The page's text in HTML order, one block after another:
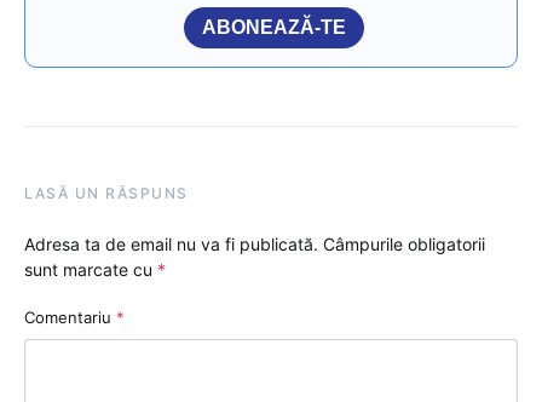
ABONEAZĂ-TE
LASĂ UN RĂSPUNS
Adresa ta de email nu va fi publicată. Câmpurile obligatorii
sunt marcate cu *
Comentariu *